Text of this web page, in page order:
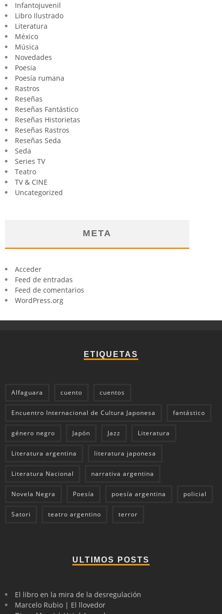
Infantojuvenil
Libro Ilustrado
Literatura
México
Música
Novedades
Poesia
Poesía rumana
Rastros
Reseñas
Reseñas Fantástico
Reseñas Historietas
Reseñas Rastros
Reseñas Seda
Seda
Series TV
Teatro
TV & CINE
Uncategorized
META
Acceder
Feed de entradas
Feed de comentarios
WordPress.org
ETIQUETAS
Alfaguara cuento cuentos
Encuentro Internacional de Cultura Japonesa fantástico
género negro Japón Jazz Literatura
Literatura argentina literatura japonesa
Literatura Nacional narrativa argentina
Novela Negra Poesía poesía argentina policial
Satori teatro argentino terror
ULTIMOS POSTS
El libro en la mira de la desregulación
Marcelo Rubio | El llovedor